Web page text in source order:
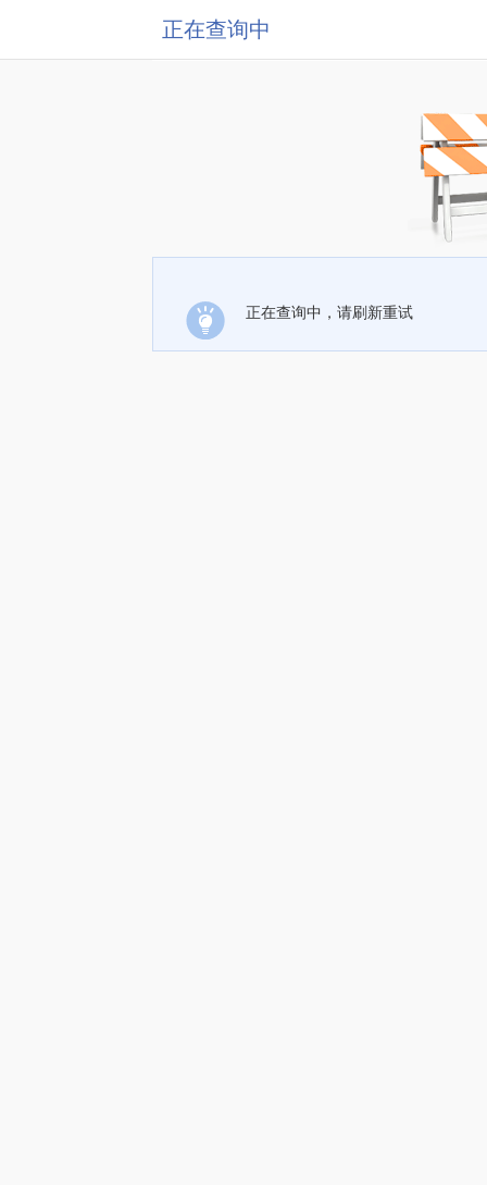
正在查询中
正在查询中，请刷新重试